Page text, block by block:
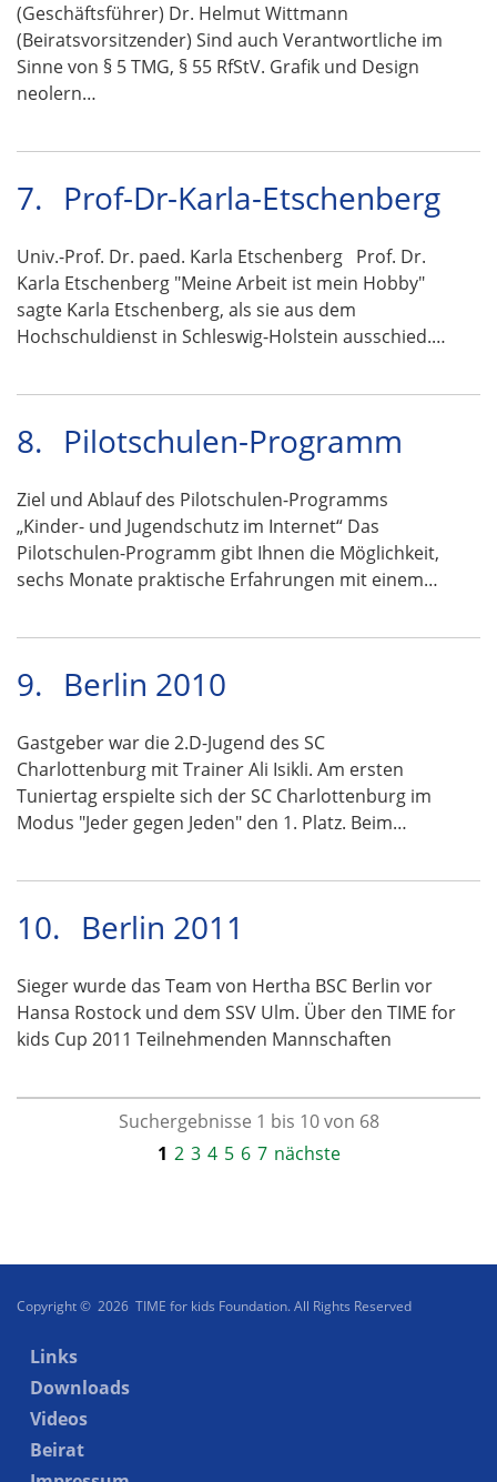
(Geschäftsführer) Dr. Helmut Wittmann
(Beiratsvorsitzender) Sind auch Verantwortliche im
Sinne von § 5 TMG, § 55 RfStV. Grafik und Design
neolern…
7. Prof-Dr-Karla-Etschenberg
Univ.-Prof. Dr. paed. Karla Etschenberg Prof. Dr.
Karla Etschenberg "Meine Arbeit ist mein Hobby"
sagte Karla Etschenberg, als sie aus dem
Hochschuldienst in Schleswig-Holstein ausschied.…
8. Pilotschulen-Programm
Ziel und Ablauf des Pilotschulen-Programms
„Kinder- und Jugendschutz im Internet“ Das
Pilotschulen-Programm gibt Ihnen die Möglichkeit,
sechs Monate praktische Erfahrungen mit einem…
9. Berlin 2010
Gastgeber war die 2.D-Jugend des SC
Charlottenburg mit Trainer Ali Isikli. Am ersten
Tuniertag erspielte sich der SC Charlottenburg im
Modus "Jeder gegen Jeden" den 1. Platz. Beim…
10. Berlin 2011
Sieger wurde das Team von Hertha BSC Berlin vor
Hansa Rostock und dem SSV Ulm. Über den TIME for
kids Cup 2011 Teilnehmenden Mannschaften
Suchergebnisse 1 bis 10 von 68
1 2 3 4 5 6 7 nächste
Copyright © 2026 TIME for kids Foundation. All Rights Reserved
Links
Downloads
Videos
Beirat